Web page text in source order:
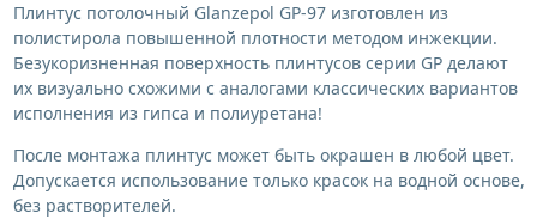
Плинтус потолочный Glanzepol GP-97 изготовлен из
полистирола повышенной плотности методом инжекции.
Безукоризненная поверхность плинтусов серии GP делают
их визуально схожими с аналогами классических вариантов
исполнения из гипса и полиуретана!
После монтажа плинтус может быть окрашен в любой цвет.
Допускается использование только красок на водной основе,
без растворителей.